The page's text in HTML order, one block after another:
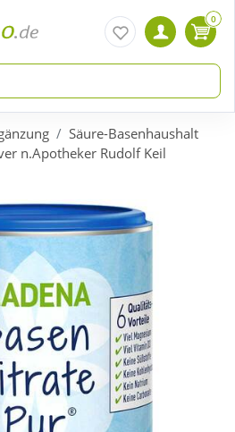
0
Säure-Basenhaushalt
n.Apotheker Rudolf Keil